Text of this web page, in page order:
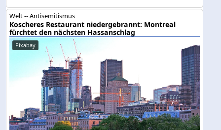
Welt -- Antisemitismus
Koscheres Restaurant niedergebrannt: Montreal
fürchtet den nächsten Hassanschlag
Pixabay